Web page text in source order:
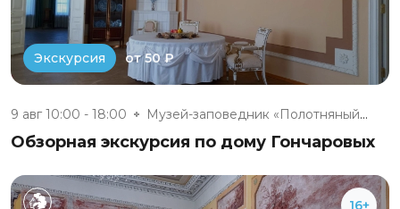
Экскурсия от 50 ₽
9 авг 10:00 - 18:00 Музей-заповедник «Полотняный З...
Обзорная экскурсия по дому Гончаровых
16+